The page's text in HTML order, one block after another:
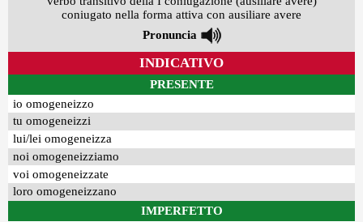
coniugato nella forma attiva con ausiliare avere
Pronuncia
INDICATIVO
PRESENTE
io omogeneizzo
tu omogeneizzi
lui/lei omogeneizza
noi omogeneizziamo
voi omogeneizzate
loro omogeneizzano
IMPERFETTO